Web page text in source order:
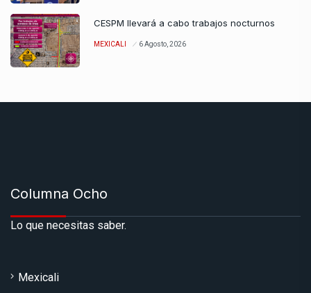
CESPM llevará a cabo trabajos nocturnos
MEXICALI 6 Agosto, 2026
Columna Ocho
Lo que necesitas saber.
Mexicali